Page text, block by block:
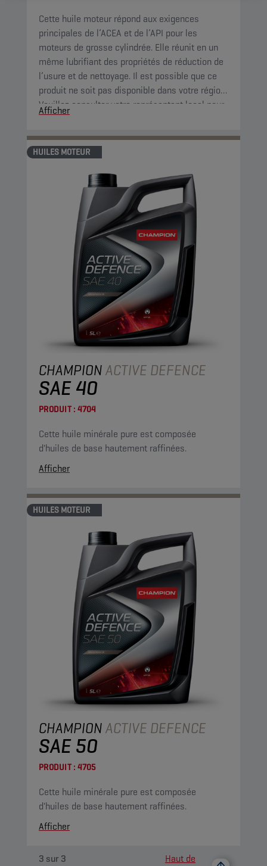
Cette huile moteur répond aux exigences
principales de l’ACEA et de l’API pour les
moteurs de grosse cylindrée. Elle réunit en un
même lubrifiant des propriétés de réduction de
l’usure et de nettoyage. Il est possible que ce
produit ne soit pas disponible dans votre région.
Veuillez consulter votre représentant local pour
plus d’informations.
Afficher
HUILES MOTEUR
CHAMPIONACTIVE DEFENCE
SAE 40
PRODUIT : 4704
Cette huile minérale pure est composée
d'huiles de base hautement raffinées.
Afficher
HUILES MOTEUR
CHAMPIONACTIVE DEFENCE
SAE 50
PRODUIT : 4705
Cette huile minérale pure est composée
d'huiles de base hautement raffinées.
Afficher
3 sur3
Haut de